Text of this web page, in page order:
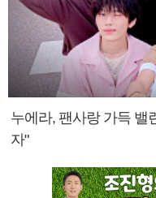
누에라, 팬사랑 가득 밸
자"